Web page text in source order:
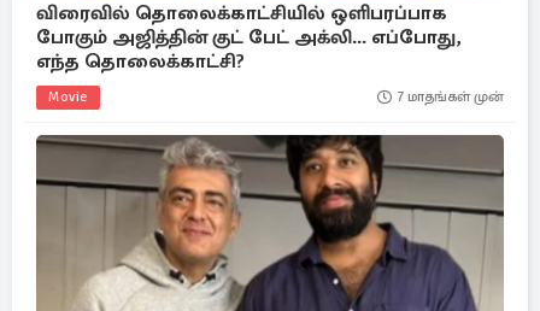
விரைவில் தொலைக்காட்சியில் ஒளிபரப்பாக
போகும் அஜித்தின் குட் பேட் அக்லி... எப்போது,
எந்த தொலைக்காட்சி?
Movie 7 மாதங்கள் முன்